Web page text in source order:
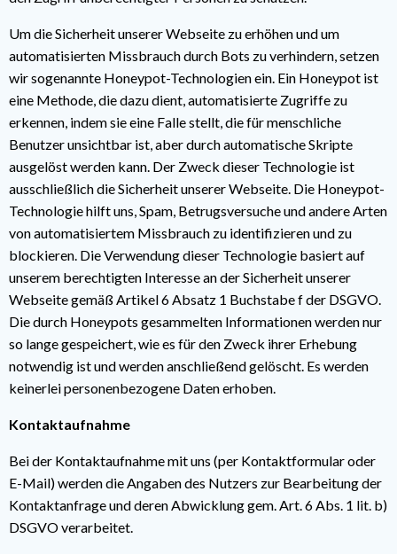
Um die Sicherheit unserer Webseite zu erhöhen und um
automatisierten Missbrauch durch Bots zu verhindern, setzen
wir sogenannte Honeypot-Technologien ein. Ein Honeypot ist
eine Methode, die dazu dient, automatisierte Zugriffe zu
erkennen, indem sie eine Falle stellt, die für menschliche
Benutzer unsichtbar ist, aber durch automatische Skripte
ausgelöst werden kann. Der Zweck dieser Technologie ist
ausschließlich die Sicherheit unserer Webseite. Die Honeypot-
Technologie hilft uns, Spam, Betrugsversuche und andere Arten
von automatisiertem Missbrauch zu identifizieren und zu
blockieren. Die Verwendung dieser Technologie basiert auf
unserem berechtigten Interesse an der Sicherheit unserer
Webseite gemäß Artikel 6 Absatz 1 Buchstabe f der DSGVO.
Die durch Honeypots gesammelten Informationen werden nur
so lange gespeichert, wie es für den Zweck ihrer Erhebung
notwendig ist und werden anschließend gelöscht. Es werden
keinerlei personenbezogene Daten erhoben.
Kontaktaufnahme
Bei der Kontaktaufnahme mit uns (per Kontaktformular oder
E-Mail) werden die Angaben des Nutzers zur Bearbeitung der
Kontaktanfrage und deren Abwicklung gem. Art. 6 Abs. 1 lit. b)
DSGVO verarbeitet.